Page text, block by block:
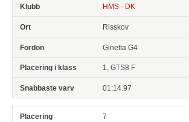
HMS - DK
Risskov
Ginetta G4
1, GTS8 F
01:14.97
7